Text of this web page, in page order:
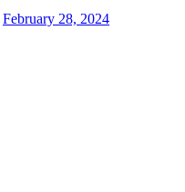
February 28, 2024